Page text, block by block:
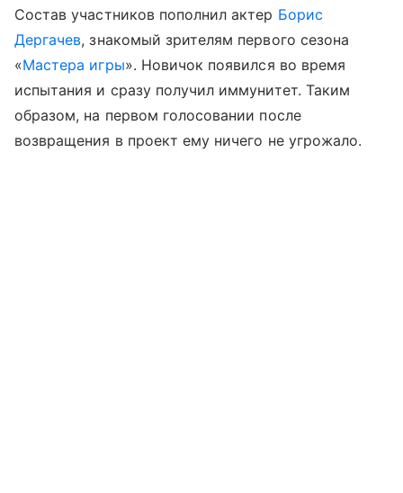
Состав участников пополнил актер Борис
Дергачев, знакомый зрителям первого сезона
«Мастера игры». Новичок появился во время
испытания и сразу получил иммунитет. Таким
образом, на первом голосовании после
возвращения в проект ему ничего не угрожало.